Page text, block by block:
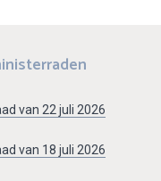
van 22 juli 2026
van 18 juli 2026